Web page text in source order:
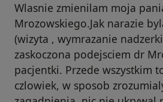
Wlasnie zmienilam moja
Mrozowskiego.Jak narazie
(wizyta , wymrazanie
zaskoczona podejsciem dr
pacjentki. Przede wszystkim
czlowiek, w sposob